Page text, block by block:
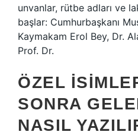
unvanlar, rütbe adları ve
başlar: Cumhurbaşkanı
Kaymakam Erol Bey, Dr.
Prof. Dr.
ÖZEL
SONRA
NASIL